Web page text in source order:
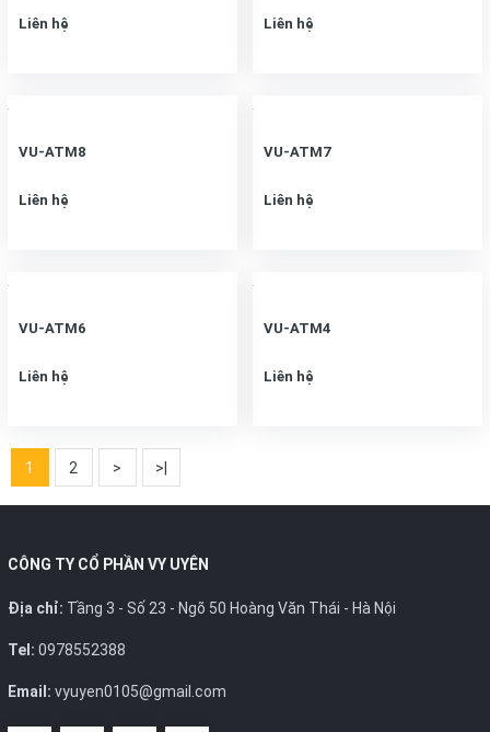
Liên hệ Liên hệ
VU-ATM8
Liên hệ
VU-ATM7
Liên hệ
VU-ATM6
Liên hệ
VU-ATM4
Liên hệ
1 2 > >|
CÔNG TY CỔ PHẦN VY UYÊN
Địa chỉ: Tầng 3 - Số 23 - Ngõ 50 Hoàng Văn Thái - Hà Nội
Tel: 0978552388
Email: vyuyen0105@gmail.com